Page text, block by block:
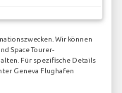
Wir können
Space Tourer-
Für spezifische Details
Geneva Flughafen